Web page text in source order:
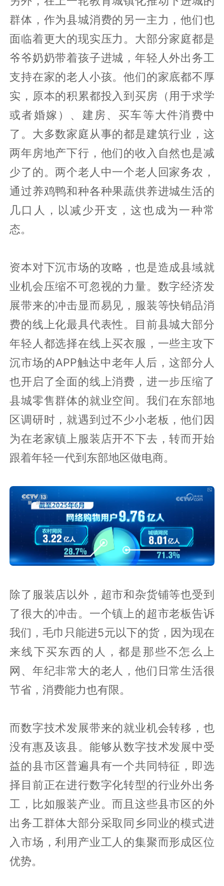
群体，作为县城消费的另一主力，他们也
面临着更大的现实压力。大部分家庭都是
爷爷奶奶带着孩子进城，年轻人外出务工
支持在家的老人小孩。他们的家底都不厚
实，原本的积累都投入到买房（用于求学
或者婚嫁）、建房、买车等大件消费中
了。大多数家庭从事的都是建筑行业，这
两年房地产下行，他们的收入自然也是减
少了的。两个老人中一个老人回家务农，
通过养鸡鸭和种各种果蔬供养进城生活的
几口人，以减少开支，这也成为一种常
态。
资本对下沉市场的攻略，也是造成县域就
业机会压缩不可忽视的力量。数字经济发
展带来的冲击显而易见，服装等快销品消
费的线上化最具代表性。目前县城大部分
年轻人都选择在线上买衣服，一些主攻下
沉市场的APP触达中老年人后，这部分人
也开启了全面的线上消费，进一步压缩了
县城零售群体的就业空间。我们在东部地
区调研时，就遇到过不少小老板，他们因
为在老家镇上服装店开不下去，转而开始
跟着年轻一代到东部地区做电商。
除了服装店以外，超市和杂货铺等也受到
了很大的冲击。一个镇上的超市老板告诉
我们，毛巾只能进5元以下的货，因为现在
来线下买东西的人，都是那些不怎么上
网、年纪非常大的老人，他们日常生活很
节省，消费能力也有限。
而数字技术发展带来的就业机会转移，也
没有惠及该县。能够从数字技术发展中受
益的县市区普遍具有一个共同特征，即选
择目前正在进行数字化转型的行业外出务
工，比如服装产业。而且这些县市区的外
出务工群体大部分采取同乡同业的模式进
入市场，利用产业工人的集聚而形成区位
优势。